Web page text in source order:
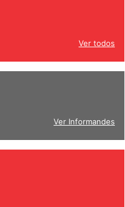
Ver todos
Ver Informandes